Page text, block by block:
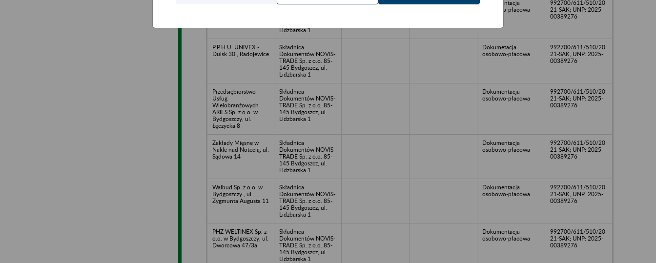
Składnica
Lidzbarska 1
Dokumentacja
osobowo-płacowa
992700/611/510/20
21-SAK; UNP: 2025-
00389276
P.P.H.U. UNIVEX -
Dulsk 30 , Radojewice
Składnica
Dokumentów NOVIS-
TRADE Sp. z o.o. 85-
145 Bydgoszcz, ul.
Lidzbarska 1
Dokumetacja
osobowo-płacowa
992700/611/510/20
21-SAK; UNP: 2025-
00389276
Przedsiębiorstwo
Usług
Wielobranżowych
ARIES Sp. z o.o. w
Bydgoszczy, ul.
Łęczycka 8
Składnica
Dokumentów NOVIS-
TRADE Sp. z o.o. 85-
145 Bydgoszcz, ul.
Lidzbarska 1
Dokumentacja
osobowo-płacowa
992700/611/510/20
21-SAK; UNP: 2025-
00389276
Zakłady Mięsne w
Nakle nad Notecią, ul.
Sądowa 14
Składnica
Dokumentów NOVIS-
TRADE Sp. z o.o. 85-
145 Bydgoszcz, ul.
Lidzbarska 1
Dokumentacja
osobowo-płacowa
992700/611/510/20
21-SAK; UNP: 2025-
00389276
Walbud Sp. z o.o. w
Bydgoszczy , ul.
Zygmunta Augusta 11
Składnica
Dokumentów NOVIS-
TRADE Sp. z o.o. 85-
145 Bydgoszcz, ul.
Lidzbarska 1
Dokumentacja
osobowo-płacowa
992700/611/510/20
21-SAK; UNP: 2025-
00389276
PHZ WELTINEX Sp. z
o.o. w Bydgoszczy, ul.
Dworcowa 47/3a
Składnica
Dokumentów NOVIS-
TRADE Sp. z o.o. 85-
145 Bydgoszcz, ul.
Lidzbarska 1
Dokumentacja
osobowo-płacowa
992700/611/510/20
21-SAK; UNP: 2025-
00389276